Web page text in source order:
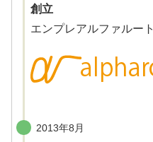
創立
エンプレアルファルート
2013年8月